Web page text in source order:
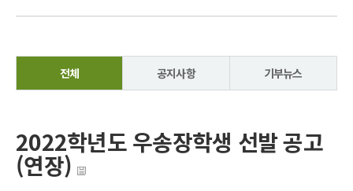
전체 공지사항 기부뉴스
2022학년도 우송장학생 선발 공고
(연장)